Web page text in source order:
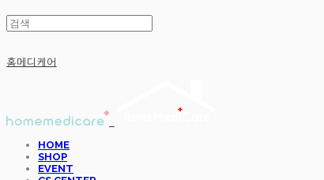
홈메디케어
HOME
SHOP
EVENT